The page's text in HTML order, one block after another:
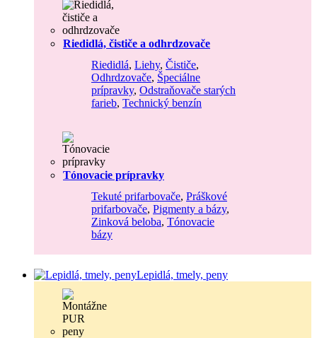
Riedidlá, čističe a odhrdzovače
Riedidlá, Liehy, Čističe,
Odhrdzovače, Špeciálne
prípravky, Odstraňovače starých
farieb, Technický benzín
Tónovacie prípravky
Tekuté prifarbovače, Práškové
prifarbovače, Pigmenty a bázy,
Zinková beloba, Tónovacie
bázy
Lepidlá, tmely, peny